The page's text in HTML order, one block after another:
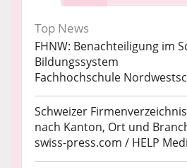
Top News
FHNW: Benachteiligung im
Bildungssystem
Fachhochschule
Schweizer
nach Kanton, Ort und
swiss-press.com / HELP